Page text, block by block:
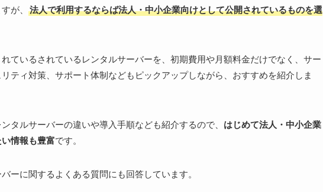
が、
法人で利用するならば法人・中小企業向けとして公開されているものを選
ているされているレンタルサーバーを、初期費用や月額料金だけでなく、サー
ティ対策、サポート体制などもピックアップしながら、おすすめを紹介しま
タルサーバーの違いや導入手順なども紹介するので、 はじめて法人・中小企業
情報も豊富です。
ーに関するよくある質問にも回答しています。